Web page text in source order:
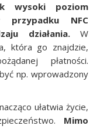
wysoki poziom
przypadku NFC
działania.W
która go znajdzie,
płatności.
np. wprowadzony
ułatwia życie,
Mimo